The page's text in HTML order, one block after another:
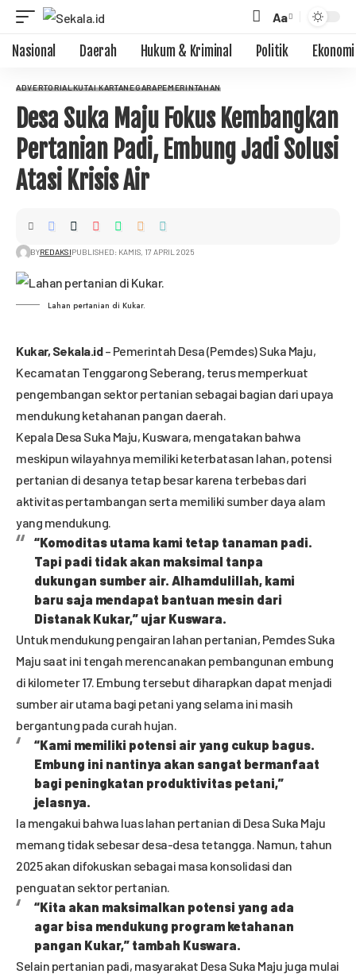
Aa
Nasional Daerah Hukum & Kriminal Politik Ekonomi
ADVERTORIALKUTAI KARTANEGARAPEMERINTAHAN
Desa Suka Maju Fokus Kembangkan
Pertanian Padi, Embung Jadi Solusi
Atasi Krisis Air
BYREDAKSIPUBLISHED: KAMIS, 17 APRIL 2025
Lahan pertanian di Kukar.
Kukar, Sekala.id– Pemerintah Desa (Pemdes) Suka Maju,
Kecamatan Tenggarong Seberang, terus memperkuat
pengembangan sektor pertanian sebagai bagian dari upaya
mendukung ketahanan pangan daerah.
Kepala Desa Suka Maju, Kuswara, mengatakan bahwa
meskipun wilayahnya memiliki keterbatasan lahan, potensi
pertanian di desanya tetap besar karena terbebas dari
aktivitas pertambangan serta memiliki sumber daya alam
yang mendukung.
“Komoditas utama kami tetap tanaman padi.
Tapi padi tidak akan maksimal tanpa
dukungan sumber air. Alhamdulillah, kami
baru saja mendapat bantuan mesin dari
Distanak Kukar,” ujar Kuswara.
Untuk mendukung pengairan lahan pertanian, Pemdes Suka
Maju saat ini tengah merencanakan pembangunan embung
di kilometer 17. Embung tersebut diharapkan dapat menjadi
sumber air utama bagi petani yang selama ini masih
bergantung pada curah hujan.
“Kami memiliki potensi air yang cukup bagus.
Embung ini nantinya akan sangat bermanfaat
bagi peningkatan produktivitas petani,”
jelasnya.
Ia mengakui bahwa luas lahan pertanian di Desa Suka Maju
memang tidak sebesar desa-desa tetangga. Namun, tahun
2025 akan difokuskan sebagai masa konsolidasi dan
penguatan sektor pertanian.
“Kita akan maksimalkan potensi yang ada
agar bisa mendukung program ketahanan
pangan Kukar,” tambah Kuswara.
Selain pertanian padi, masyarakat Desa Suka Maju juga mulai